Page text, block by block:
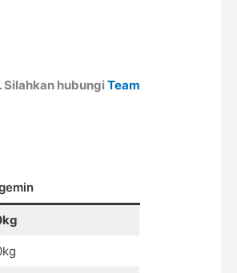
Silahkan hubungiTeam